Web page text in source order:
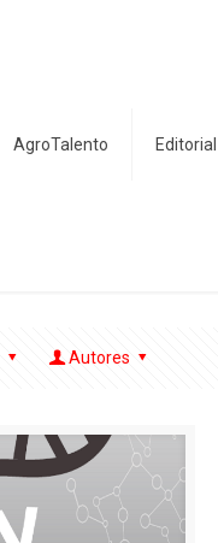
AgroTalento Editorial
Autores